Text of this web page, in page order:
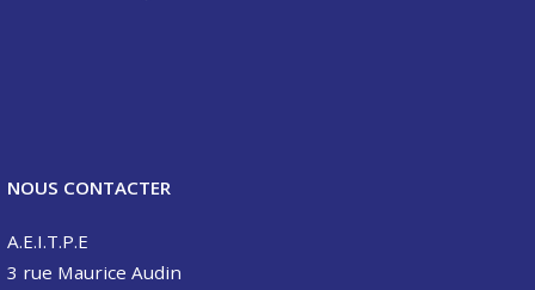
NOUS CONTACTER
A.E.I.T.P.E
3 rue Maurice Audin